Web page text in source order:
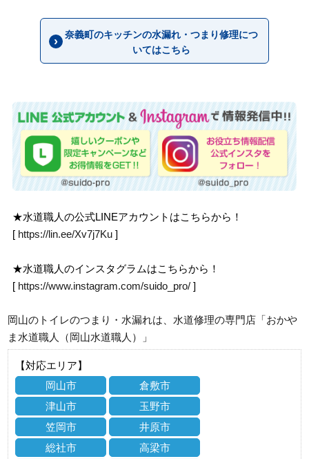
奈義町のキッチンの水漏れ・つまり修理につ
いてはこちら
★水道職人の公式LINEアカウントはこちらから！
[ https://lin.ee/Xv7j7Ku ]
★水道職人のインスタグラムはこちらから！
[ https://www.instagram.com/suido_pro/ ]
岡山のトイレのつまり・水漏れは、水道修理の専門店「おかや
ま水道職人（岡山水道職人）」
【対応エリア】
岡山市
倉敷市
津山市
玉野市
笠岡市
井原市
総社市
高梁市